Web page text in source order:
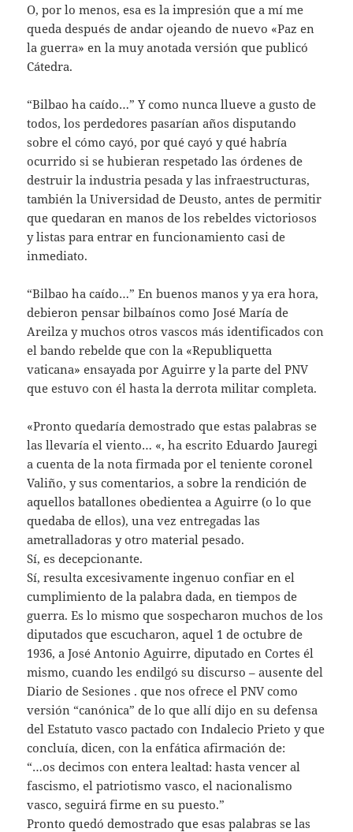
O, por lo menos, esa es la impresión que a mí me
queda después de andar ojeando de nuevo «Paz en
la guerra» en la muy anotada versión que publicó
Cátedra.
“Bilbao ha caído…” Y como nunca llueve a gusto de
todos, los perdedores pasarían años disputando
sobre el cómo cayó, por qué cayó y qué habría
ocurrido si se hubieran respetado las órdenes de
destruir la industria pesada y las infraestructuras,
también la Universidad de Deusto, antes de permitir
que quedaran en manos de los rebeldes victoriosos
y listas para entrar en funcionamiento casi de
inmediato.
“Bilbao ha caído…” En buenos manos y ya era hora,
debieron pensar bilbaínos como José María de
Areilza y muchos otros vascos más identificados con
el bando rebelde que con la «Republiquetta
vaticana» ensayada por Aguirre y la parte del PNV
que estuvo con él hasta la derrota militar completa.
«Pronto quedaría demostrado que estas palabras se
las llevaría el viento… «, ha escrito Eduardo Jauregi
a cuenta de la nota firmada por el teniente coronel
Valiño, y sus comentarios, a sobre la rendición de
aquellos batallones obedientea a Aguirre (o lo que
quedaba de ellos), una vez entregadas las
ametralladoras y otro material pesado.
Sí, es decepcionante.
Sí, resulta excesivamente ingenuo confiar en el
cumplimiento de la palabra dada, en tiempos de
guerra. Es lo mismo que sospecharon muchos de los
diputados que escucharon, aquel 1 de octubre de
1936, a José Antonio Aguirre, diputado en Cortes él
mismo, cuando les endilgó su discurso – ausente del
Diario de Sesiones . que nos ofrece el PNV como
versión “canónica” de lo que allí dijo en su defensa
del Estatuto vasco pactado con Indalecio Prieto y que
concluía, dicen, con la enfática afirmación de:
“…os decimos con entera lealtad: hasta vencer al
fascismo, el patriotismo vasco, el nacionalismo
vasco, seguirá firme en su puesto.”
Pronto quedó demostrado que esas palabras se las